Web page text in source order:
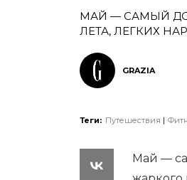
МАЙ — САМЫЙ
ЛЕТА, ЛЕГКИХ
GRAZIA
Теги: Путешествия
Май —